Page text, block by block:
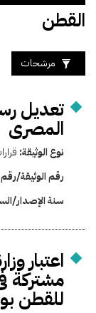
القطن
مرشحات
تعديل
المصرى
نوع الوثيقة:
رقم الوثيقة/
سنة الإصدار/
اعتبار
مشتركة
للقطن